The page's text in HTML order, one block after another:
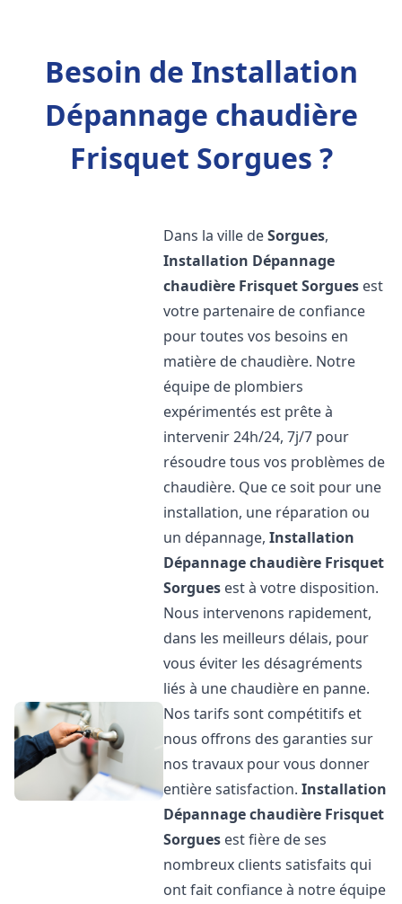
Besoin de Installation
Dépannage chaudière
Frisquet Sorgues ?
Dans la ville deSorgues,
Installation Dépannage
chaudière FrisquetSorgues est
votre partenaire de confiance
pour toutes vos besoins en
matière de chaudière. Notre
équipe de plombiers
expérimentés est prête à
intervenir 24h/24, 7j/7 pour
résoudre tous vos problèmes de
chaudière. Que ce soit pour une
installation, une réparation ou
un dépannage,Installation
Dépannage chaudière Frisquet
Sorgues est à votre disposition.
Nous intervenons rapidement,
dans les meilleurs délais, pour
vous éviter les désagréments
liés à une chaudière en panne.
Nos tarifs sont compétitifs et
nous offrons des garanties sur
nos travaux pour vous donner
entière satisfaction.Installation
Dépannage chaudière Frisquet
Sorgues est fière de ses
nombreux clients satisfaits qui
ont fait confiance à notre équipe